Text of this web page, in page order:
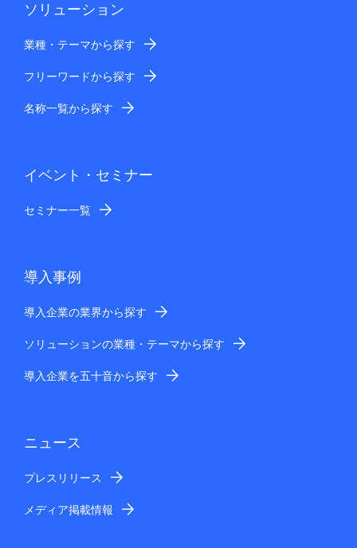
ソリューション
業種・テーマから探す
フリーワードから探す
名称一覧から探す
イベント・セミナー
セミナー一覧
導入事例
導入企業の業界から探す
ソリューションの業種・テーマから探す
導入企業を五十音から探す
ニュース
プレスリリース
メディア掲載情報